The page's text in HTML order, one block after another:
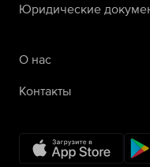
Юридические
О нас
Контакты